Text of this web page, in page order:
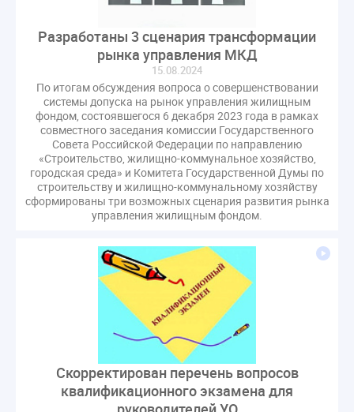
Разработаны 3 сценария трансформации
рынка управления МКД
15.08.2024
По итогам обсуждения вопроса о совершенствовании
системы допуска на рынок управления жилищным
фондом, состоявшегося 6 декабря 2023 года в рамках
совместного заседания комиссии Государственного
Совета Российской Федерации по направлению
«Строительство, жилищно-коммунальное хозяйство,
городская среда» и Комитета Государственной Думы по
строительству и жилищно-коммунальному хозяйству
сформированы три возможных сценария развития рынка
управления жилищным фондом.
Скорректирован перечень вопросов
квалификационного экзамена для